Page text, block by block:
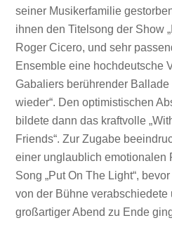
seiner Musikerfamilie
ihnen den Titelsong der Show
Roger Cicero, und sehr
Ensemble eine hochdeutsche
Gabaliers berührender Ballade
wieder“. Den optimistischen
bildete dann das kraftvolle
Friends“. Zur Zugabe
einer unglaublich emotionalen
Song „Put On The Light“,
von der Bühne verabschiedete
großartiger Abend zu Ende